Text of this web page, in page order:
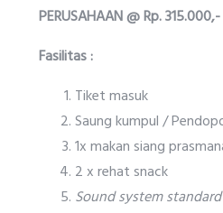
PERUSAHAAN @ Rp.315.000
Fasilitas :
Tiket masuk
Saung kumpul /
1x makan siang
2 x rehat snack
Sound system standard